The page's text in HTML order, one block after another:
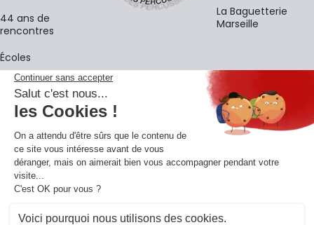
44 ans de
rencontres
Écoles
La Baguetterie
Marseille
La newsletter
Adresse e-mail
En vous inscrivant à notre newsletter, vous acceptez notrepolitique de
confidentialité.
Retrouvons-nous sur